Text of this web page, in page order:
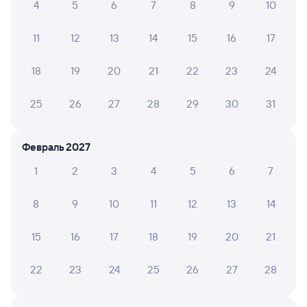
Нижний Новгород
Москва
от
Выберите дату
715ГЛасточка
Нижний Новгород Моск.
Москва ВК Восточный
13:36 17:39
4 ч 3 м в пути
4 5 6 7 8 9 10
11 12 13 14 15 16 17
18 19 20 21 22 23 24
25 26 27 28 29 30 31
Февраль 2027
1
2 3 4 5 6 7
8 9 10 11 12 13 14
15 16 17 18 19 20 21
22 23 24 25 26 27 28